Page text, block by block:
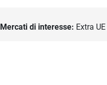
Mercati di interesse: Extra UE